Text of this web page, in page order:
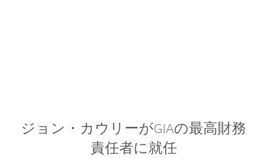
ジョン・カウリーがGIAの最高財務
責任者に就任